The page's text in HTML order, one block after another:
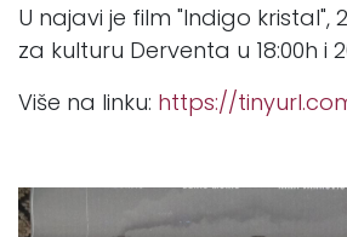
U najavi je film "Indigo kristal",
za kulturu Derventa u 18:00h i
Više na linku: https://